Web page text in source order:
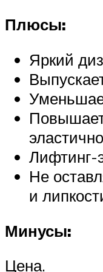
Плюсы:
Яркий
Лифтинг-
Не
и
Минусы:
Цена.